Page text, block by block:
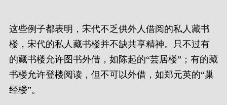
这些例子都表明，宋代不乏供外人借阅的私人藏书
楼，宋代的私人藏书楼并不缺共享精神。只不过有
的藏书楼允许图书外借，如陈起的“芸居楼”；有的藏
书楼允许登楼阅读，但不可以外借，如郑元英的“巢
经楼”。